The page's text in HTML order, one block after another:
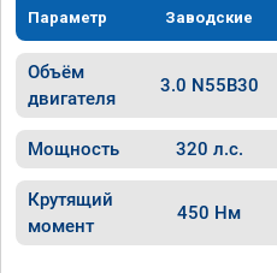
Параметр Заводские
Объём
двигателя
3.0 N55B30
Мощность 320 л.с.
Крутящий
момент
450 Нм